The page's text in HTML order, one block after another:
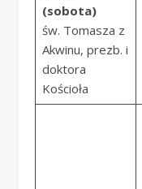
(sobota)
św. Tomasza z
Akwinu, prezb. i
doktora
Kościoła